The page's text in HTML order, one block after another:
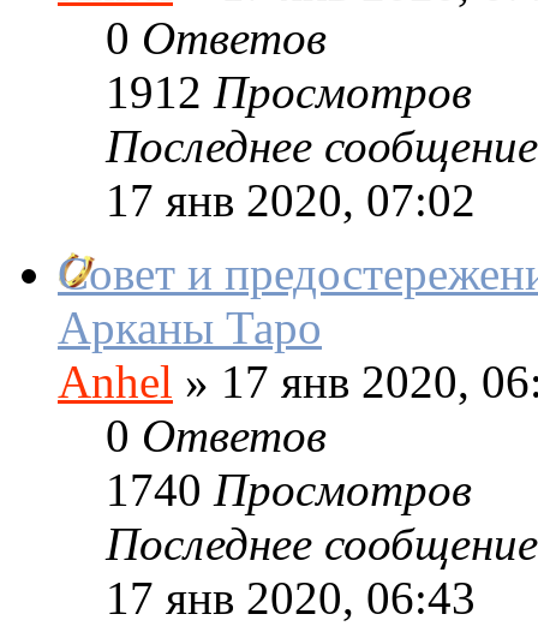
0 Ответов
1912 Просмотров
Последнее сообщение
17 янв 2020, 07:02
Совет и
Арканы Таро
Anhel » 17 янв 2020,
0 Ответов
1740 Просмотров
Последнее сообщение
17 янв 2020, 06:43